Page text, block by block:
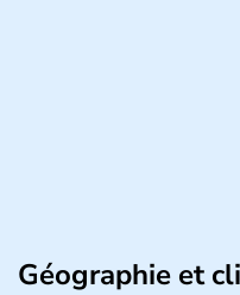
Géographie et